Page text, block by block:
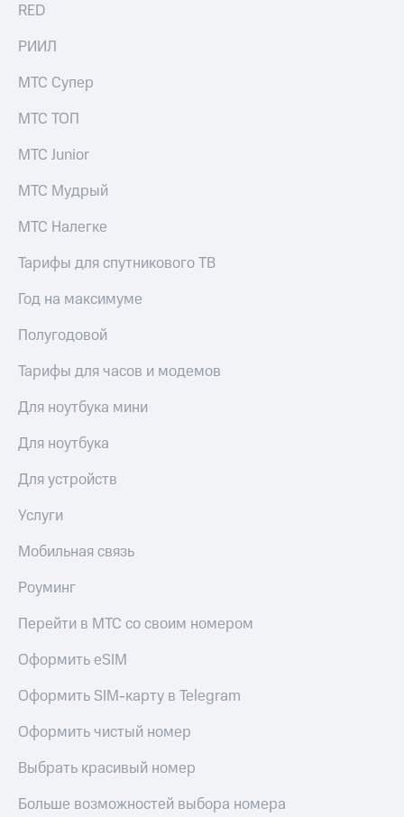
RED
РИИЛ
МТС Супер
МТС ТОП
МТС Junior
МТС Мудрый
МТС Налегке
Тарифы для спутникового ТВ
Год на максимуме
Полугодовой
Тарифы для часов и модемов
Для ноутбука мини
Для ноутбука
Для устройств
Услуги
Мобильная связь
Роуминг
Перейти в МТС со своим номером
Оформить eSIM
Оформить SIM-карту в Telegram
Оформить чистый номер
Выбрать красивый номер
Больше возможностей выбора номера